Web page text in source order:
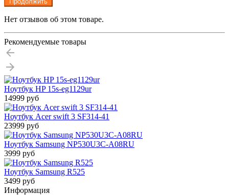
Нет отзывов об этом товаре.
Рекомендуемые товары
Ноутбук HP 15s-eg1129ur
14999 руб
Ноутбук Acer swift 3 SF314-41
23999 руб
Ноутбук Samsung NP530U3C-A08RU
3999 руб
Ноутбук Samsung R525
3499 руб
Информация